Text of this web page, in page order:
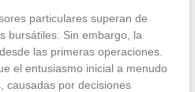
particulares superan de
bursátiles. Sin embargo, la
las primeras operaciones.
el entusiasmo inicial a menudo
causadas por decisiones